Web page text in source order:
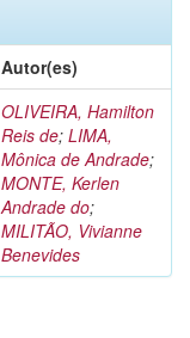
Autor(es)
OLIVEIRA, Hamilton
Reis de; LIMA,
Mônica de Andrade;
MONTE, Kerlen
Andrade do;
MILITÃO, Vivianne
Benevides